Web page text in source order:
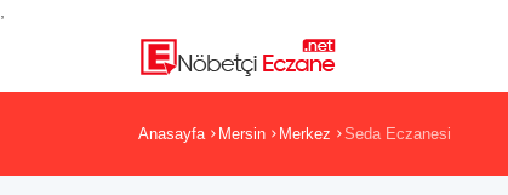
Anasayfa Mersin Merkez Seda Eczanesi